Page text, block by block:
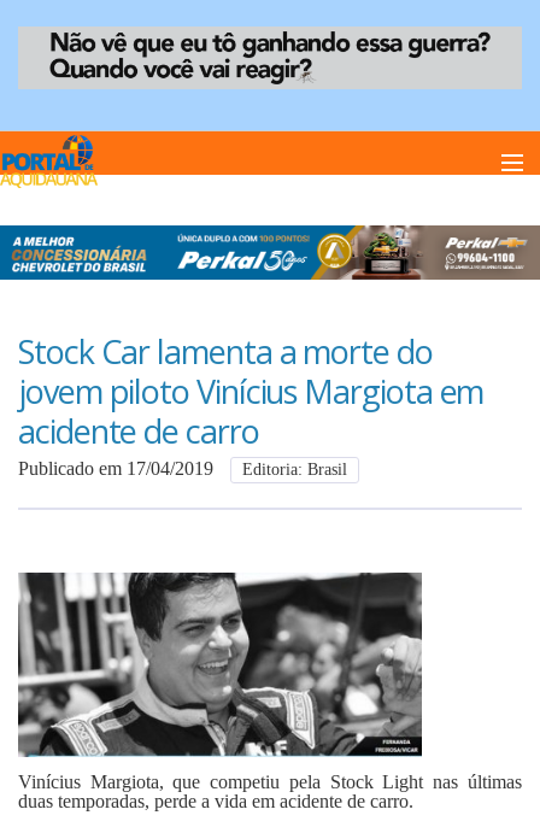
Home
Anuncie
Anuncie
Stock Car lamenta a morte do
jovem piloto Vinícius Margiota em
acidente de carro
Publicado em 17/04/2019 Editoria: Brasil
Vinícius Margiota, que competiu pela Stock Light nas últimas
duas temporadas, perde a vida em acidente de carro.